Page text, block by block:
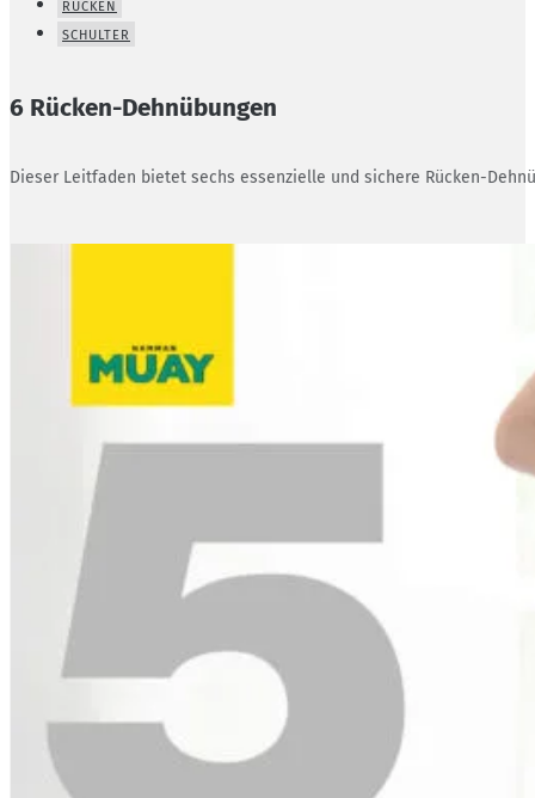
RÜCKEN
SCHULTER
6 Rücken-Dehnübungen
Dieser Leitfaden bietet sechs essenzielle und sichere Rücken-